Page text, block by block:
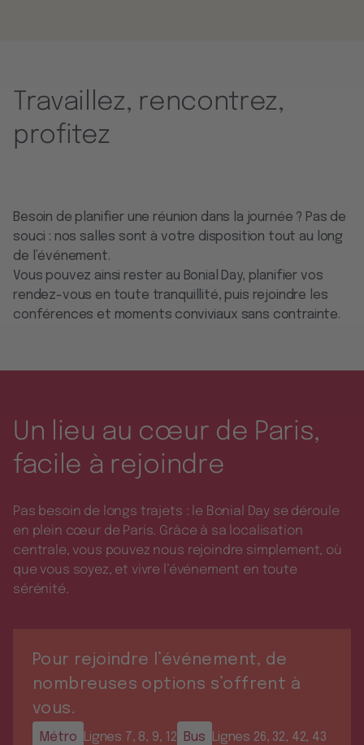
Travaillez, rencontrez,
profitez
Besoin de planifier une réunion dans la journée ? Pas de
souci : nos salles sont à votre disposition tout au long
de l’événement.
Vous pouvez ainsi rester au Bonial Day, planifier vos
rendez-vous en toute tranquillité, puis rejoindre les
conférences et moments conviviaux sans contrainte.
Un lieu au cœur de Paris,
facile à rejoindre
Pas besoin de longs trajets : le Bonial Day se déroule
en plein cœur de Paris. Grâce à sa localisation
centrale, vous pouvez nous rejoindre simplement, où
que vous soyez, et vivre l’événement en toute
sérénité.
Pour rejoindre l’événement, de
nombreuses options s’offrent à
vous.
Métro Lignes 7, 8, 9, 12 Bus Lignes 26, 32, 42, 43